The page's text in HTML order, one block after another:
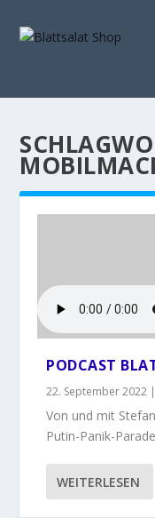
PODCAST
22. September 2022
Von und mit
Putin-Panik-
WEITERLESEN